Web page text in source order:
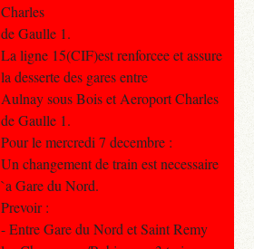
Charles
de Gaulle 1.
La ligne 15(CIF)est renforcee et assure
la desserte des gares entre
Aulnay sous Bois et Aeroport Charles
de Gaulle 1.
Pour le mercredi 7 decembre :
Un changement de train est necessaire
`a Gare du Nord.
Prevoir :
- Entre Gare du Nord et Saint Remy